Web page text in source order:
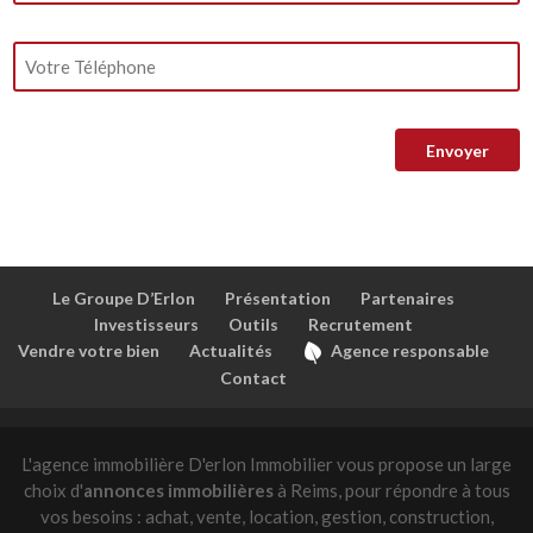
Le Groupe D’Erlon Présentation
Partenaires
Investisseurs
Outils
Recrutement
Vendre votre bien
Actualités
Agence responsable
Contact
L'agence immobilière D'erlon Immobilier vous propose un large
choix d'annonces immobilièresà Reims, pour répondre à tous
vos besoins : achat, vente, location, gestion, construction,